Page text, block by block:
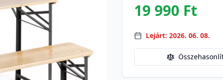
19 990 Ft
Lejárt: 2026. 06. 08.